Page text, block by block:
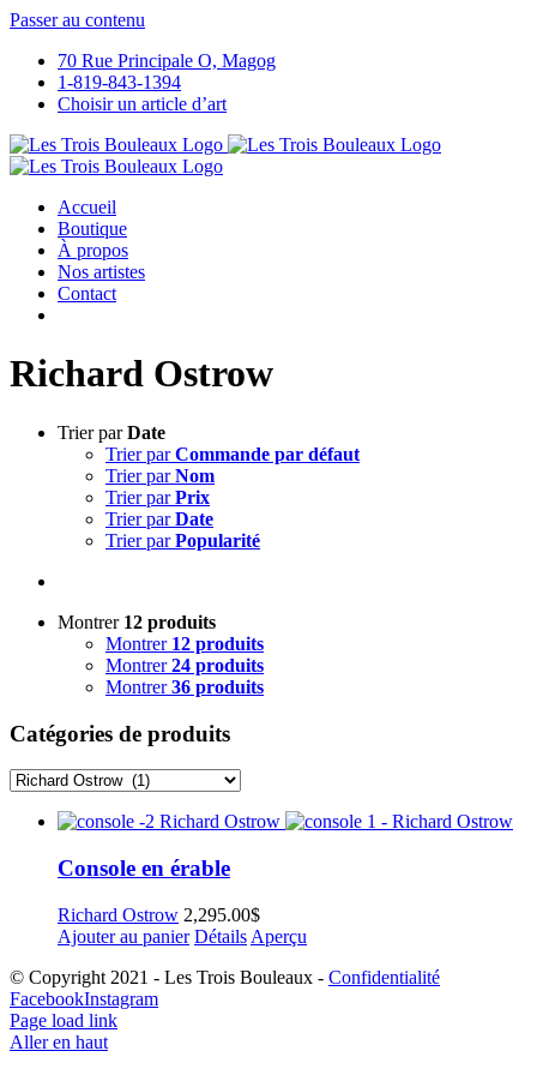
Passer au contenu
70 Rue Principale O, Magog
1-819-843-1394
Choisir un article d’art
Accueil
Boutique
À propos
Nos artistes
Contact
Richard Ostrow
Trier parDate
Trier parCommande par défaut
Trier parNom
Trier parPrix
Trier parDate
Trier parPopularité
Montrer 12 produits
Montrer 12 produits
Montrer24 produits
Montrer36 produits
Catégories de produits
Console en érable
Richard Ostrow 2,295.00$
Ajouter au panier Détails Aperçu
© Copyright 2021 - Les Trois Bouleaux - Confidentialité
FacebookInstagram
Page load link
Aller en haut